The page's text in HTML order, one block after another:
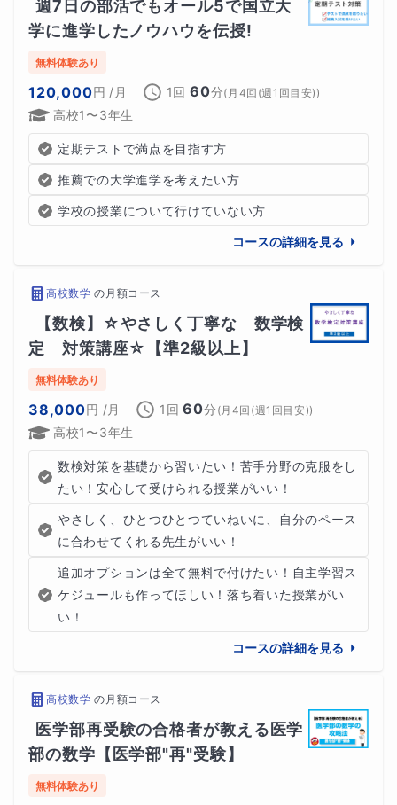
週7日の部活でもオール5で国立大
学に進学したノウハウを伝授!
無料体験あり
120,000円 /月 1回 60分( 月4回(週1回目安) )
高校1〜3年生
定期テストで満点を目指す方
推薦での大学進学を考えたい方
学校の授業について行けていない方
コースの詳細を見る
高校数学 の 月額コース
【数検】☆やさしく丁寧な　数学検
定　対策講座☆【準2級以上】
無料体験あり
38,000円 /月 1回 60分 (月4回(週1回目安))
高校1〜3年生
数検対策を基礎から習いたい！苦手分野の克服をし
たい！安心して受けられる授業がいい！
やさしく、ひとつひとつていねいに、自分のペース
に合わせてくれる先生がいい！
追加オプションは全て無料で付けたい！自主学習ス
ケジュールも作ってほしい！落ち着いた授業がい
い！
コースの詳細を見る
高校数学 の 月額コース
医学部再受験の合格者が教える医学
部の数学【医学部"再"受験】
無料体験あり